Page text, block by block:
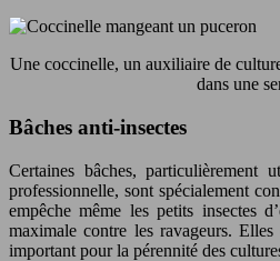
Une coccinelle, un auxiliaire de
dans une
Bâches anti-insectes
Certaines bâches, particulièrement
professionnelle, sont spécialement
empêche même les petits insectes
maximale contre les ravageurs.
important pour la pérennité des